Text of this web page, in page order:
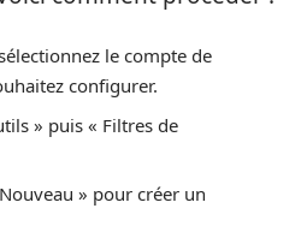
le compte de
configurer.
» puis « Filtres de
» pour créer un